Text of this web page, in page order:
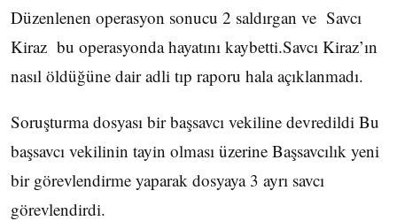
Düzenlenen operasyon sonucu 2 saldırgan ve Savcı
Kiraz bu operasyonda hayatını kaybetti.Savcı Kiraz’ın
nasıl öldüğüne dair adli tıp raporu hala açıklanmadı.
Soruşturma dosyası bir başsavcı vekiline devredildi Bu
başsavcı vekilinin tayin olması üzerine Başsavcılık yeni
bir görevlendirme yaparak dosyaya 3 ayrı savcı
görevlendirdi.